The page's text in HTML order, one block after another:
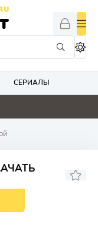
СЕРИАЛЫ
0